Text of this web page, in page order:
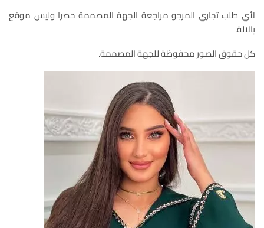
لأي طلب تجاري المرجو مراجعة الجهة المصممة حصرا وليس موقع
يالالة.
كل حقوق الصور محفوظة للجهة المصممة.